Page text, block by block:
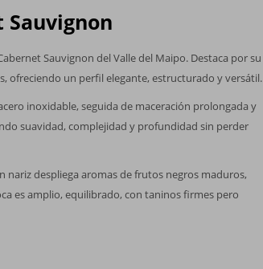
Sauvignon
Sauvignon del Valle del Maipo. Destaca por su
ofreciendo un perfil elegante, estructurado y versátil.
inoxidable, seguida de maceración prolongada y
suavidad, complejidad y profundidad sin perder
nariz despliega aromas de frutos negros maduros,
es amplio, equilibrado, con taninos firmes pero